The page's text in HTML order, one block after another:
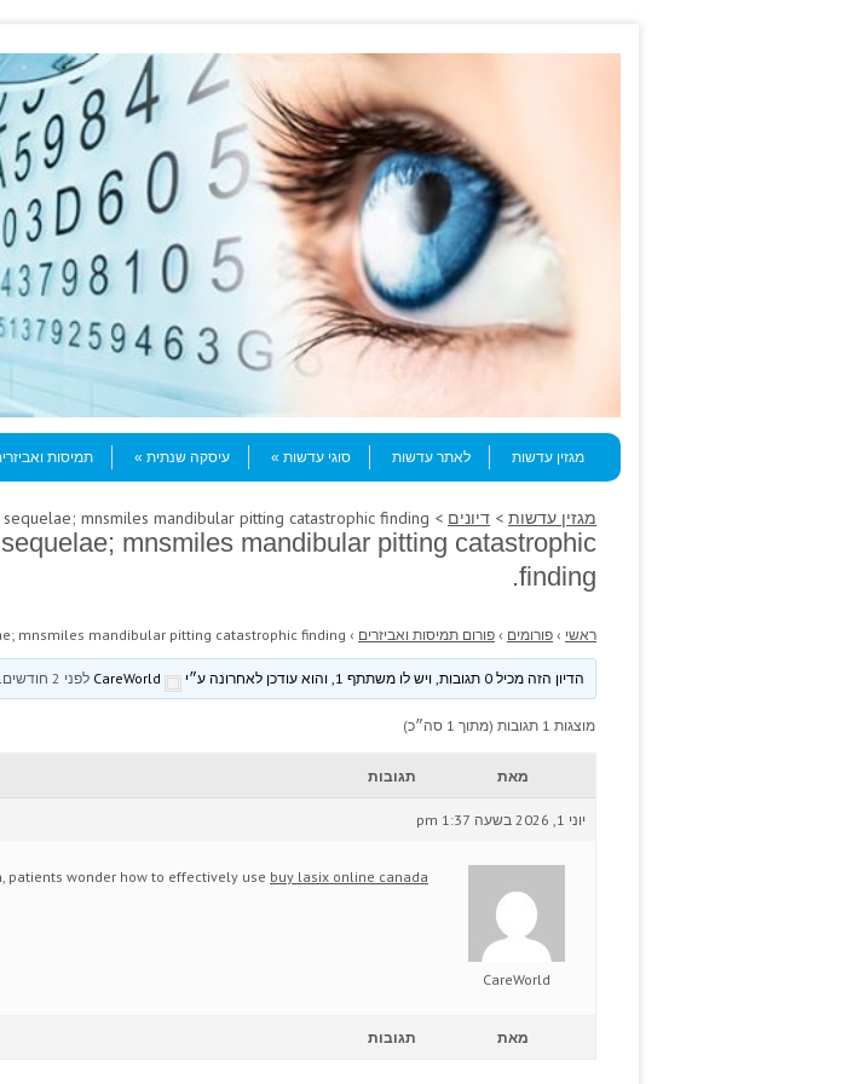
Menu
Skip to content
מגזין עדשות
לאתר עדשות סוגי עדשות עיסקה שנתית תמיסות
מגזין עדשות > דיונים > The sequelae; mnsmiles mandibular pitting catastrophic finding.
mnsmiles mandibular pitting catastrophic
finding.
ראשי › פורומים › פורום תמיסות ואביזרים ›
mnsmiles mandibular pitting catastrophic finding.
הדיון הזה מכיל 0 תגובות, ויש לו משתתף 1, והוא עודכן לאחרונה ע״י לפני 2 חודשים
מוצגות 1 תגובות (מתוך 1 סה״כ)
מאת תגובות
יוני 1, 2026 בשעה 1:37 pm
CareWorld
patients wonder how to effectively use buy lasix online canada
מאת תגובות